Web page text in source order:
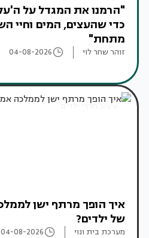
"הרמנו את המגדל על
כדי שהעצים, המים וחיי
מתחת"
זוהר שחר לוי 04-08-2026
עיצוב חדרי ילדים
איך הופך מרתף ישן
של ילדים?
מערכת בית ונוי 04-08-2026